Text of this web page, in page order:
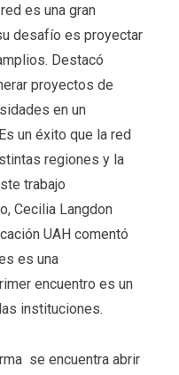
es una gran
desafío es proyectar
Destacó
proyectos de
en un
un éxito que la red
regiones y la
trabajo
Cecilia Langdon
UAH comentó
es una
encuentro es un
instituciones.
se encuentra abrir